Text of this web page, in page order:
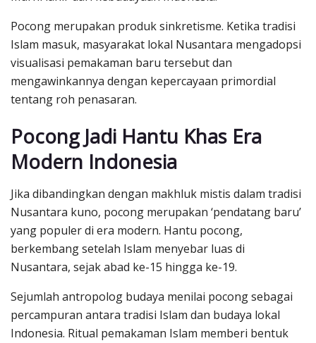
Pocong merupakan produk sinkretisme. Ketika tradisi
Islam masuk, masyarakat lokal Nusantara mengadopsi
visualisasi pemakaman baru tersebut dan
mengawinkannya dengan kepercayaan primordial
tentang roh penasaran.
Pocong Jadi Hantu Khas Era
Modern Indonesia
Jika dibandingkan dengan makhluk mistis dalam tradisi
Nusantara kuno, pocong merupakan ‘pendatang baru’
yang populer di era modern. Hantu pocong,
berkembang setelah Islam menyebar luas di
Nusantara, sejak abad ke-15 hingga ke-19.
Sejumlah antropolog budaya menilai pocong sebagai
percampuran antara tradisi Islam dan budaya lokal
Indonesia. Ritual pemakaman Islam memberi bentuk